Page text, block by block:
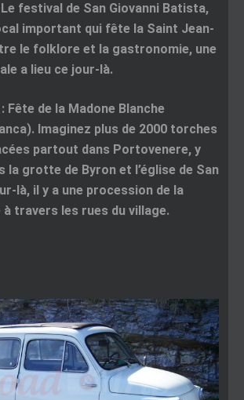
Le festival de San Giovanni Batista,
important qui fête la Saint Jean-
le folklore et la gastronomie, une
a lieu ce jour-là.
: Fête de la Madone Blanche
Imaginez plus de 2000 torches
partout dans Portovenere, y
la grotte de Byron et l’église de San
là, il y a une procession de la
travers les rues du village.